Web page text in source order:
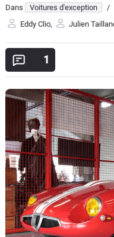
Electriques
Utilitaires
Auto
Services
Forum
Moto
Marques
Dans Voitures d'exception /
Eddy Clio, Julien
1